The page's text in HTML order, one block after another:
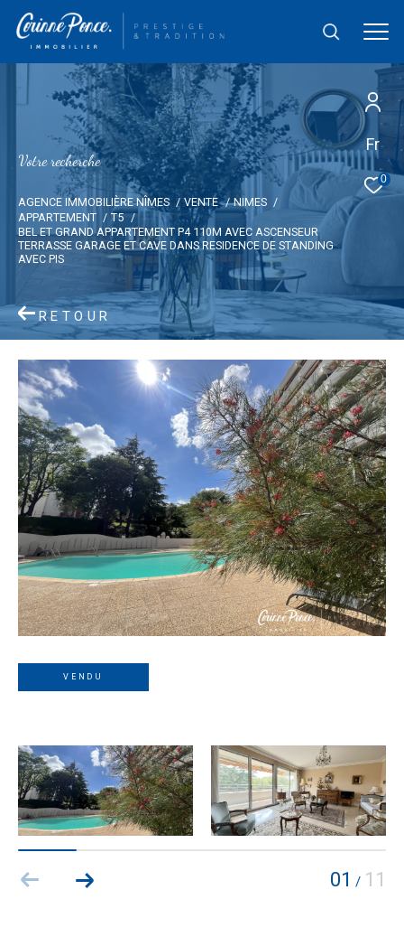
Fr
0
Votre recherche
AGENCE IMMOBILIÈRE NÎMES VENTE
NIMES
APPARTEMENT
T5
BEL ET GRAND APPARTEMENT P4 110M AVEC ASCENSEUR
TERRASSE GARAGE ET CAVE DANS RESIDENCE DE STANDING
AVEC PIS
RETOUR
VENDU
01 / 11